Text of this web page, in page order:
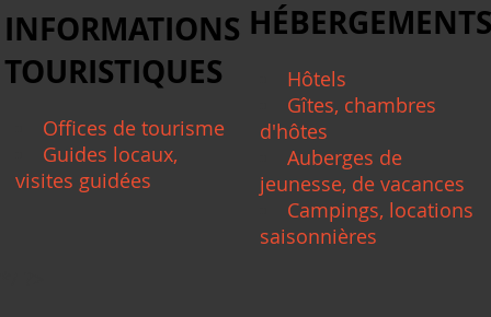
Hôtels
Gîtes, chambres
d'hôtes
Auberges de
jeunesse, de vacances
Campings, locations
saisonnières
INFORMATIONS
TOURISTIQUES
Offices de tourisme
Guides locaux,
visites guidées